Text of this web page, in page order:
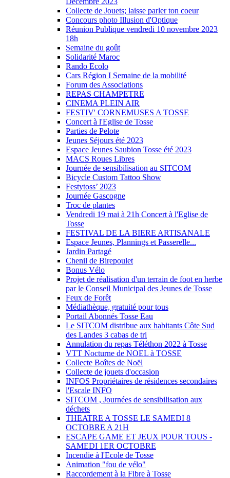
Collecte de Jouets; laisse parler ton coeur
Concours photo Illusion d'Optique
Réunion Publique vendredi 10 novembre 2023
18h
Semaine du goût
Solidarité Maroc
Rando Ecolo
Cars Région I Semaine de la mobilité
Forum des Associations
REPAS CHAMPETRE
CINEMA PLEIN AIR
FESTIV' CORNEMUSES A TOSSE
Concert à l'Eglise de Tosse
Parties de Pelote
Jeunes Séjours été 2023
Espace Jeunes Saubion Tosse été 2023
MACS Roues Libres
Journée de sensibilisation au SITCOM
Bicycle Custom Tattoo Show
Festytoss’ 2023
Journée Gascogne
Troc de plantes
Vendredi 19 mai à 21h Concert à l'Eglise de
Tosse
FESTIVAL DE LA BIERE ARTISANALE
Espace Jeunes, Plannings et Passerelle...
Jardin Partagé
Chenil de Birepoulet
Bonus Vélo
Projet de réalisation d'un terrain de foot en herbe
par le Conseil Municipal des Jeunes de Tosse
Feux de Forêt
Médiathèque, gratuité pour tous
Portail Abonnés Tosse Eau
Le SITCOM distribue aux habitants Côte Sud
des Landes 3 cabas de tri
Annulation du repas Téléthon 2022 à Tosse
VTT Nocturne de NOEL à TOSSE
Collecte Boîtes de Noël
Collecte de jouets d'occasion
INFOS Propriétaires de résidences secondaires
l'Escale INFO
SITCOM , Journées de sensibilisation aux
déchets
THEATRE A TOSSE LE SAMEDI 8
OCTOBRE A 21H
ESCAPE GAME ET JEUX POUR TOUS -
SAMEDI 1ER OCTOBRE
Incendie à l'Ecole de Tosse
Animation "fou de vélo"
Raccordement à la Fibre à Tosse